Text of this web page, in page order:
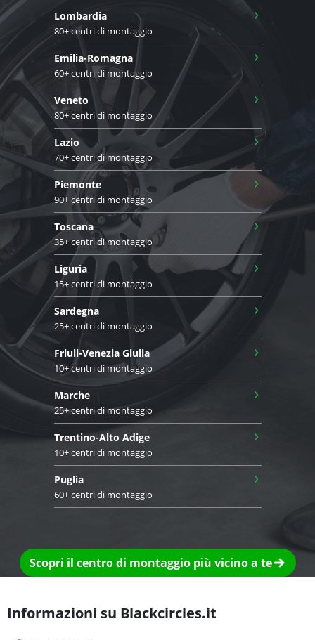
Lombardia
80+ centri di montaggio
›
Emilia-Romagna
60+ centri di montaggio
›
Veneto
80+ centri di montaggio
›
Lazio
70+ centri di montaggio
›
Piemonte
90+ centri di montaggio
›
Toscana
35+ centri di montaggio
›
Liguria
15+ centri di montaggio
›
Sardegna
25+ centri di montaggio
›
Friuli-Venezia Giulia
10+ centri di montaggio
›
Marche
25+ centri di montaggio
›
Trentino-Alto Adige
10+ centri di montaggio
›
Puglia
60+ centri di montaggio
›
Scopri il centro di montaggio più vicino a te
Informazioni su Blackcircles.it